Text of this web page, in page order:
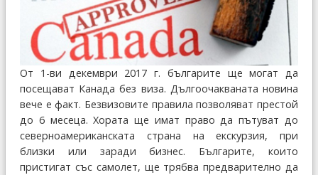
От 1-ви декември 2017 г. българите ще могат да
посещават Канада без виза. Дългоочакваната новина
вече е факт. Безвизовите правила позволяват престой
до 6 месеца. Хората ще имат право да пътуват до
северноамериканската страна на екскурзия, при
близки или заради бизнес. Българите, които
пристигат със самолет, ще трябва предварително да